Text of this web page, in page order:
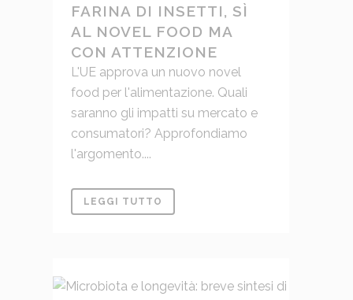
FARINA DI INSETTI, SÌ
AL NOVEL FOOD MA
CON ATTENZIONE
L'UE approva un nuovo novel
food per l'alimentazione. Quali
saranno gli impatti su mercato e
consumatori? Approfondiamo
l'argomento....
LEGGI TUTTO